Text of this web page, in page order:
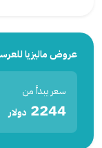
عروض ماليزيا
سعر يبدأ من
2244 دولار